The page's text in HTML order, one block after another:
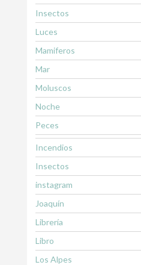
Insectos
Luces
Mamiferos
Mar
Moluscos
Noche
Peces
Incendios
Insectos
instagram
Joaquín
Librería
Libro
Los Alpes